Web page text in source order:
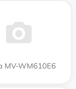
MV-WM610E6